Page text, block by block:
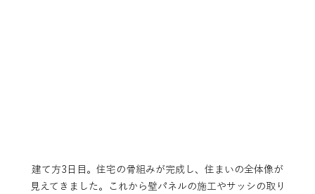
建て方3日目。住宅の骨組みが完成し、住まいの全体像が
見えてきました。これから壁パネルの施工やサッシの取り